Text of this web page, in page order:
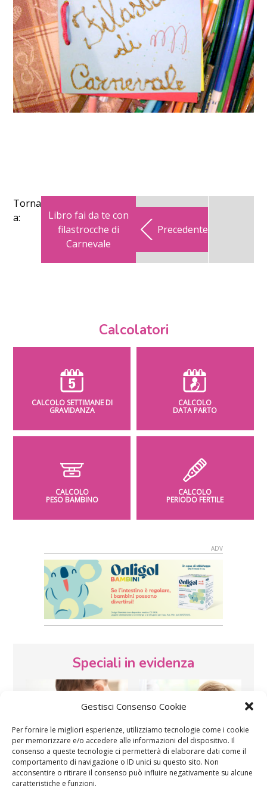
Gestisci Consenso Cookie
Per fornire le migliori esperienze, utilizziamo tecnologie come i cookie
per memorizzare e/o accedere alle informazioni del dispositivo. Il
consenso a queste tecnologie ci permetterà di elaborare dati come il
comportamento di navigazione o ID unici su questo sito. Non
acconsentire o ritirare il consenso può influire negativamente su alcune
caratteristiche e funzioni.
Torna
a:
Libro fai da te con
filastrocche di
Carnevale
Precedente
Calcolatori
CALCOLO SETTIMANE DI
GRAVIDANZA
CALCOLO
DATA PARTO
CALCOLO
PESO BAMBINO
CALCOLO
PERIODO FERTILE
Speciali in evidenza
Vaccini SOS Pediatra